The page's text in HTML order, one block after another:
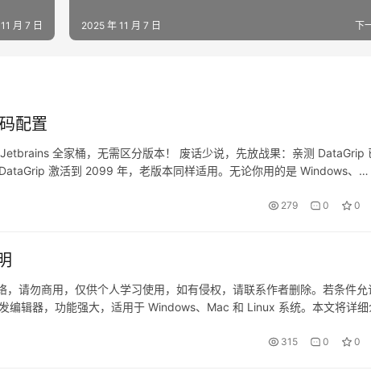
月 7 日 下
2025 年 11 月 7 日
配置
全家桶，无需区分版本！ 废话少说，先放战果：亲测 DataGrip
激活到 2099 年，老版本同样适用。无论你用的是 Windows、
279 0 0
请勿商用，仅供个人学习使用，如有侵权，请联系作者删除。若条件允
辑器，功能强大，适用于 Windows、Mac 和 Linux 系统。本文将详细
315 0 0